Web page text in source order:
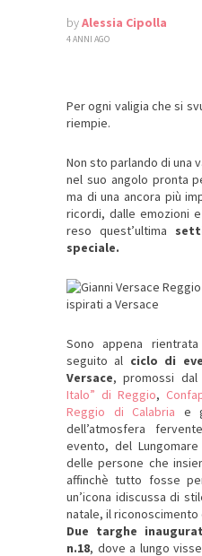
byAlessia Cipolla
4 ANNI AGO
Per ogni valigia che si
riempie.
Non sto parlando di una
nel suo angolo pronta
ma di una ancora più
ricordi, dalle emozioni
reso quest’ultima
speciale.
Sono appena
seguito al ciclo di
Versace, promossi dal
Italo” di Reggio,
Reggio di Calabria e
dell’atmosfera
evento, del
delle persone che
affinchè tutto fosse
un’icona idiscussa di
natale, il riconoscimento
Due targhe
n.18, dove a lungo